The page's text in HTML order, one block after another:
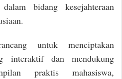
bidang kesejahteraan
untuk menciptakan
interaktif dan mendukung
praktis mahasiswa,